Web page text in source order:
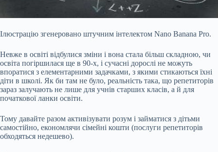
Ілюстрацію згенеровано штучним інтелектом Nano Banana Pro.
Невже в освіті відбулися зміни і вона стала більш складною, чи
освіта погіршилася ще в 90-х, і сучасні дорослі не можуть
впоратися з елементарними задачками, з якими стикаються їхні
діти в школі. Як би там не було, реальність така, що репетиторів
зараз залучають не лише для учнів старших класів, а й для
початкової ланки освіти.
Тому давайте разом активізувати розум і займатися з дітьми
самостійно, економлячи сімейні кошти (послуги репетиторів
обходяться недешево).